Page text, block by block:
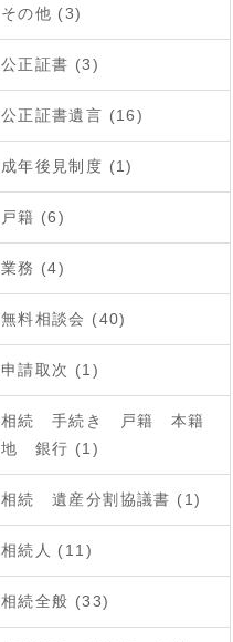
その他 (3)
公正証書 (3)
公正証書遺言 (16)
成年後見制度 (1)
戸籍 (6)
業務 (4)
無料相談会 (40)
申請取次 (1)
相続 手続き 戸籍 本籍
地 銀行 (1)
相続 遺産分割協議書 (1)
相続人 (11)
相続全般 (33)